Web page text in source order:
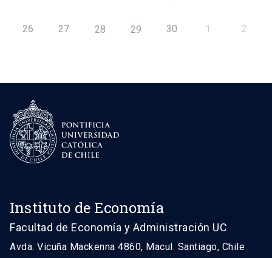
26 27 28 29 30 1 2
Instituto de Economía
Facultad de Economía y Administración UC
Avda. Vicuña Mackenna 4860, Macul. Santiago, Chile